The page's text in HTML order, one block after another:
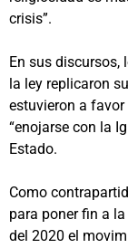
crisis”.
En sus discursos,
la ley replicaron
estuvieron a
“enojarse con la
Estado.
Como
para poner fin a
del 2020 el